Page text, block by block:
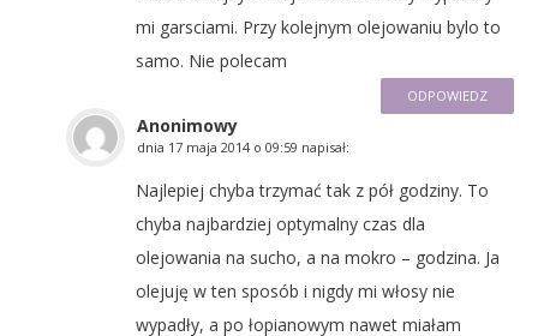
mi garsciami. Przy kolejnym olejowaniu bylo to
samo. Nie polecam
ODPOWIEDZ
Anonimowy
dnia 17 maja 2014 o 09:59 napisał:
Najlepiej chyba trzymać tak z pół godziny. To
chyba najbardziej optymalny czas dla
olejowania na sucho, a na mokro – godzina. Ja
olejuję w ten sposób i nigdy mi włosy nie
wypadły, a po łopianowym nawet miałam